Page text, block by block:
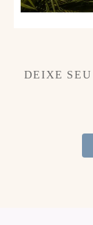
DEIXE